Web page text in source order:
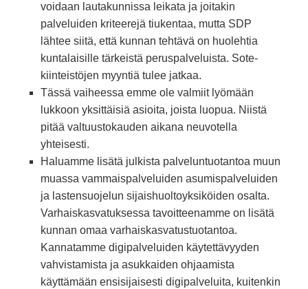
voidaan lautakunnissa leikata ja joitakin
palveluiden kriteerejä tiukentaa, mutta SDP
lähtee siitä, että kunnan tehtävä on huolehtia
kuntalaisille tärkeistä peruspalveluista. Sote-
kiinteistöjen myyntiä tulee jatkaa.
Tässä vaiheessa emme ole valmiit lyömään
lukkoon yksittäisiä asioita, joista luopua. Niistä
pitää valtuustokauden aikana neuvotella
yhteisesti.
Haluamme lisätä julkista palveluntuotantoa muun
muassa vammaispalveluiden asumispalveluiden
ja lastensuojelun sijaishuoltoyksiköiden osalta.
Varhaiskasvatuksessa tavoitteenamme on lisätä
kunnan omaa varhaiskasvatustuotantoa.
Kannatamme digipalveluiden käytettävyyden
vahvistamista ja asukkaiden ohjaamista
käyttämään ensisijaisesti digipalveluita, kuitenkin